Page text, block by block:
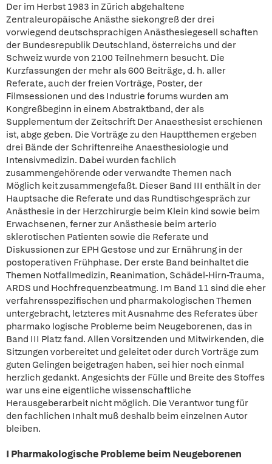
Der im Herbst 1983 in Zürich abgehaltene
Zentraleuropäische Anästhe siekongreß der drei
vorwiegend deutschsprachigen Anästhesiegesell schaften
der Bundesrepublik Deutschland, österreichs und der
Schweiz wurde von 2100 Teilnehmern besucht. Die
Kurzfassungen der mehr als 600 Beiträge, d. h. aller
Referate, auch der freien Vorträge, Poster, der
Filmsessionen und des Industrie forums wurden am
Kongreßbeginn in einem Abstraktband, der als
Supplementum der Zeitschrift Der Anaesthesist erschienen
ist, abge geben. Die Vorträge zu den Hauptthemen ergeben
drei Bände der Schriftenreihe Anaesthesiologie und
Intensivmedizin. Dabei wurden fachlich
zusammengehörende oder verwandte Themen nach
Möglich keit zusammengefaßt. Dieser Band III enthält in der
Hauptsache die Referate und das Rundtischgespräch zur
Anästhesie in der Herzchirurgie beim Klein kind sowie beim
Erwachsenen, ferner zur Anästhesie beim arterio
sklerotischen Patienten sowie die Referate und
Diskussionen zur EPH Gestose und zur Ernährung in der
postoperativen Frühphase. Der erste Band beinhaltet die
Themen Notfallmedizin, Reanimation, Schädel-Hirn-Trauma,
ARDS und Hochfrequenzbeatmung. Im Band 11 sind die eher
verfahrensspezifischen und pharmakologischen Themen
untergebracht, letzteres mit Ausnahme des Referates über
pharmako logische Probleme beim Neugeborenen, das in
Band III Platz fand. Allen Vorsitzenden und Mitwirkenden, die
Sitzungen vorbereitet und geleitet oder durch Vorträge zum
guten Gelingen beigetragen haben, sei hier noch einmal
herzlich gedankt. Angesichts der Fülle und Breite des Stoffes
war uns eine eigentliche wissenschaftliche
Herausgeberarbeit nicht möglich. Die Verantwor tung für
den fachlichen Inhalt muß deshalb beim einzelnen Autor
bleiben.
I Pharmakologische Probleme beim Neugeborenen